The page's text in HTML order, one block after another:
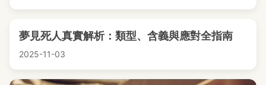
夢見死人真實解析：類型、含義與應對全指南
2025-11-03